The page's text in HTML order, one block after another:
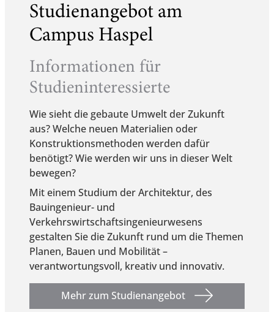
Studienangebot am
Campus Haspel
Informationen für
Studieninteressierte
Wie sieht die gebaute Umwelt der Zukunft
aus? Welche neuen Materialien oder
Konstruktionsmethoden werden dafür
benötigt? Wie werden wir uns in dieser Welt
bewegen?
Mit einem Studium der Architektur, des
Bauingenieur- und
Verkehrswirtschaftsingenieurwesens
gestalten Sie die Zukunft rund um die Themen
Planen, Bauen und Mobilität –
verantwortungsvoll, kreativ und innovativ.
Mehr zum Studienangebot